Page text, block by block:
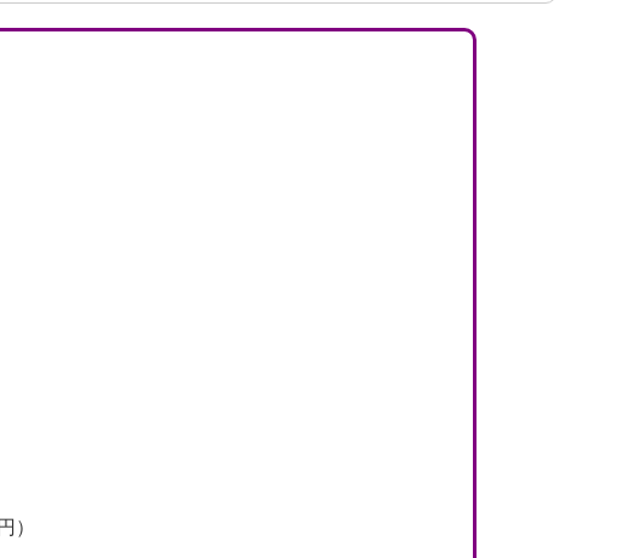
）